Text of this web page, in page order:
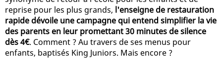
reprise pour les plus grands, l'enseigne de restauration
rapide dévoile une campagne qui entend simplifier la vie
des parents en leur promettant 30 minutes de silence
dès 4€. Comment ? Au travers de ses menus pour
enfants, baptisés King Juniors. Mais encore ?